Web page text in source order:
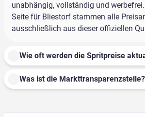
unabhängig, vollständig und
Seite für Bliestorf stammen alle
ausschließlich aus dieser offiziellen
Wie oft werden die Spritpreise
Was ist die Markttransparenzstelle?